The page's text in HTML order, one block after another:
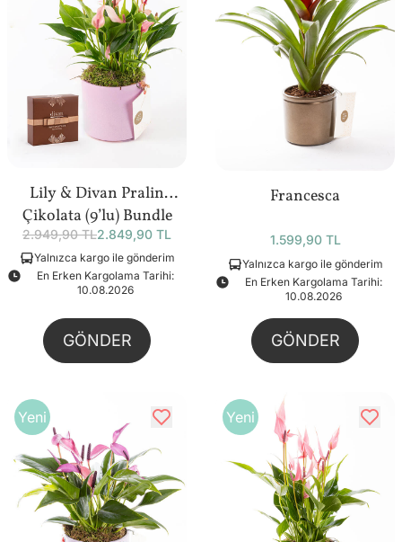
Lily & Divan Pralin
Çikolata (9’lu) Bundle
2.949,90 TL2.849,90 TL
Yalnızca kargo ile gönderim
En Erken Kargolama Tarihi:
10.08.2026
GÖNDER
Francesca
1.599,90 TL
Yalnızca kargo ile gönderim
En Erken Kargolama Tarihi:
10.08.2026
GÖNDER
Yeni Yeni